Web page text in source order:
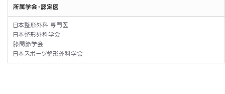
所属学会・認定医
日本整形外科 専門医
日本整形外科学会
膝関節学会
日本スポーツ整形外科学会